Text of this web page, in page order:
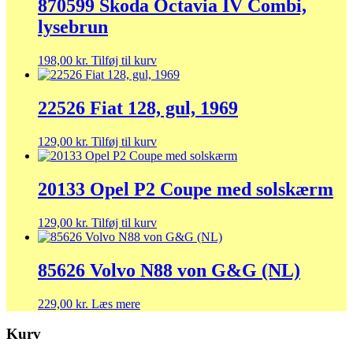
870599 Skoda Octavia IV Combi,
lysebrun
198,00 kr. Tilføj til kurv
22526 Fiat 128, gul, 1969
129,00 kr. Tilføj til kurv
20133 Opel P2 Coupe med solskærm
129,00 kr. Tilføj til kurv
85626 Volvo N88 von G&G (NL)
229,00 kr. Læs mere
Kurv